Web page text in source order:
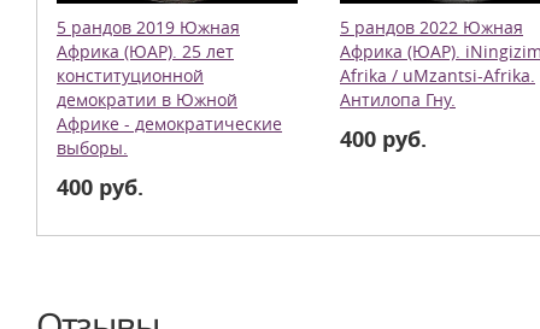
5 рандов 2019 Южная
Африка (ЮАР). 25 лет
конституционной
демократии в Южной
Африке - демократические
выборы.
400 руб.
5 рандов 2022 Южная
Африка (ЮАР).
Afrika / uMzantsi-Afrika.
Антилопа Гну.
400 руб.